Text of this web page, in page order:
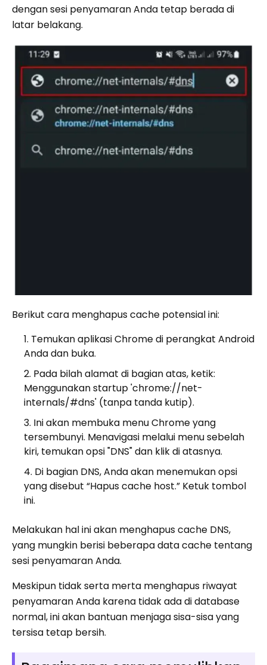
dengan sesi penyamaran Anda tetap berada di
latar belakang.
Berikut cara menghapus cache potensial ini:
Temukan aplikasi Chrome di perangkat Android
Anda dan buka.
Pada bilah alamat di bagian atas, ketik:
Menggunakan startup 'chrome://net-
internals/#dns' (tanpa tanda kutip).
Ini akan membuka menu Chrome yang
tersembunyi. Menavigasi melalui menu sebelah
kiri, temukan opsi "DNS" dan klik di atasnya.
Di bagian DNS, Anda akan menemukan opsi
yang disebut “Hapus cache host.” Ketuk tombol
ini.
Melakukan hal ini akan menghapus cache DNS,
yang mungkin berisi beberapa data cache tentang
sesi penyamaran Anda.
Meskipun tidak serta merta menghapus riwayat
penyamaran Anda karena tidak ada di database
normal, ini akan bantuan menjaga sisa-sisa yang
tersisa tetap bersih.